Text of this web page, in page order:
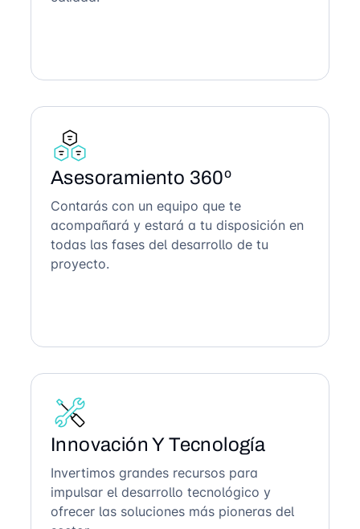
Asesoramiento 360º
Contarás con un equipo que te
acompañará y estará a tu disposición en
todas las fases del desarrollo de tu
proyecto.
Innovación Y Tecnología
Invertimos grandes recursos para
impulsar el desarrollo tecnológico y
ofrecer las soluciones más pioneras del